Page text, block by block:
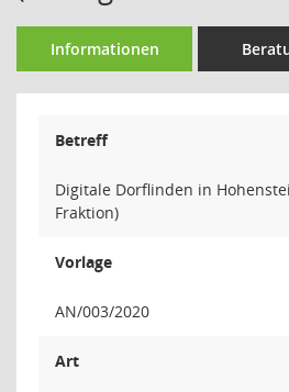
Informationen
Betreff
Digitale Dorflinden in
Fraktion)
Vorlage
AN/003/2020
Art